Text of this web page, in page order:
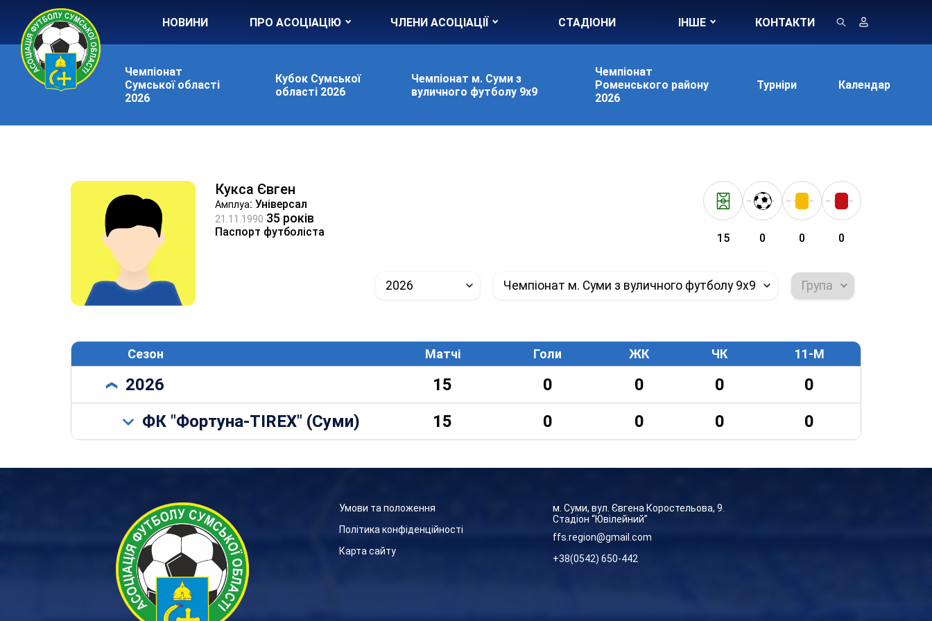
НОВИНИ ПРО АСОЦІАЦІЮ ЧЛЕНИ АСОЦІАЦІЇ СТАДІОНИ ІНШЕ КОНТАКТИ
Чемпіонат
Сумської області
2026
Кубок Сумської
області 2026
Чемпіонат м. Суми з
вуличного футболу 9х9
Чемпіонат
Роменського району
2026
Турніри Календар
Кукса Євген
Амплуа: Універсал
21.11.1990 35 років
Паспорт футболіста 15 0 0 0
2026 Чемпіонат м. Суми з вуличного футболу 9х9 Група
Сезон Матчі Голи ЖК ЧК 11-М
2026 15 0 0 0
0
ФК "Фортуна-TIREX" (Суми)
15 0 0 0 0
Умови та положення
Політика конфіденційності
Карта сайту
м. Суми, вул. Євгена Коростельова, 9.
Стадіон “Ювілейний”
ffs.region@gmail.com
+38(0542) 650-442